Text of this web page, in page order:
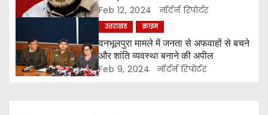
a
t
i
Feb 12, 2024 नॉर्दर्न रिपोर्टर
उत्तराखंड क्राइम
वनभूलपुरा मामले में जनता से अफवाहों से बचने
और शांति व्यवस्था बनाने की अपील
Feb 9, 2024 नॉर्दर्न रिपोर्टर